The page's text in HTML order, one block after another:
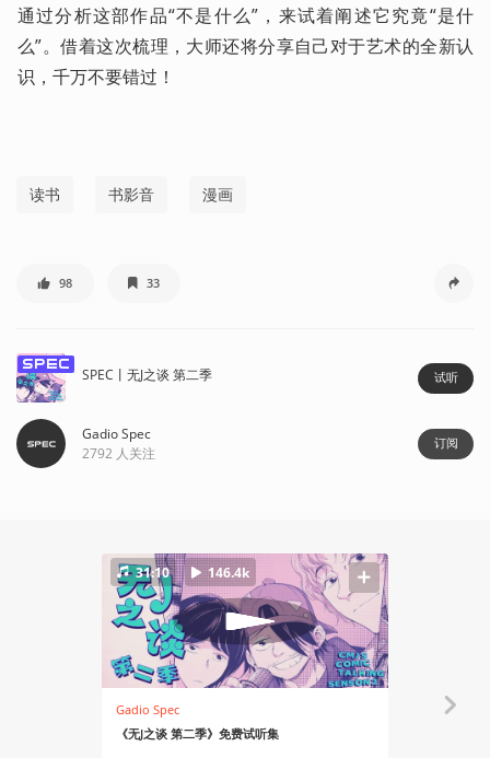
通过分析这部作品“不是什么”，来试着阐述它究竟“是什
么”。借着这次梳理，大师还将分享自己对于艺术的全新认
识，千万不要错过！
读书 书影音 漫画
98 33
spec
SPEC丨无J之谈 第二季 试听
Gadio Spec
2792 人关注
订阅
31:10 146.4k
Gadio Spec
《无J之谈 第二季》免费试听集
Gadio Spec